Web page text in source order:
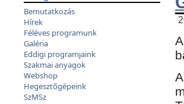
Bemutatkozás
Hírek
Féléves programunk
Galéria
Eddigi programjaink
Szakmai anyagok
Webshop
Hegesztőgépeink
SzMSz